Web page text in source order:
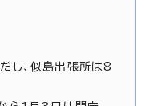
し、似島出張所は8